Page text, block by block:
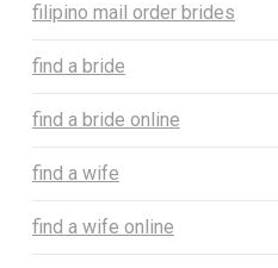
filipino mail order brides
find a bride
find a bride online
find a wife
find a wife online